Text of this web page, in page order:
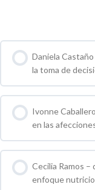
Daniela
la toma de
0 % COMPLETO
Ivonne
en las
0 % COMPLETO
Cecilia Ramos –
enfoque